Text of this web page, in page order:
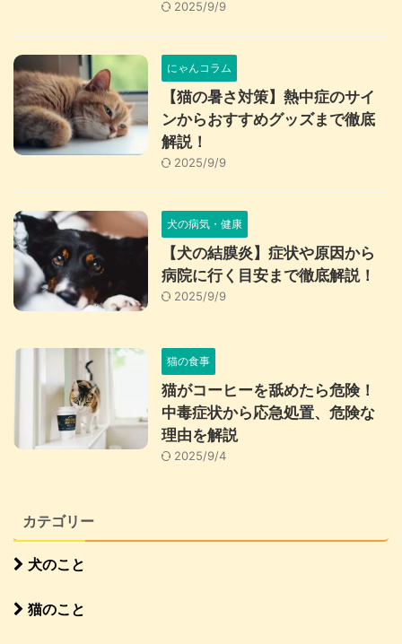
2025/9/9
にゃんコラム
【猫の暑さ対策】熱中症のサイ
ンからおすすめグッズまで徹底
解説！
2025/9/9
犬の病気・健康
【犬の結膜炎】症状や原因から
病院に行く目安まで徹底解説！
2025/9/9
猫の食事
猫がコーヒーを舐めたら危険！
中毒症状から応急処置、危険な
理由を解説
2025/9/4
カテゴリー
犬のこと
猫のこと